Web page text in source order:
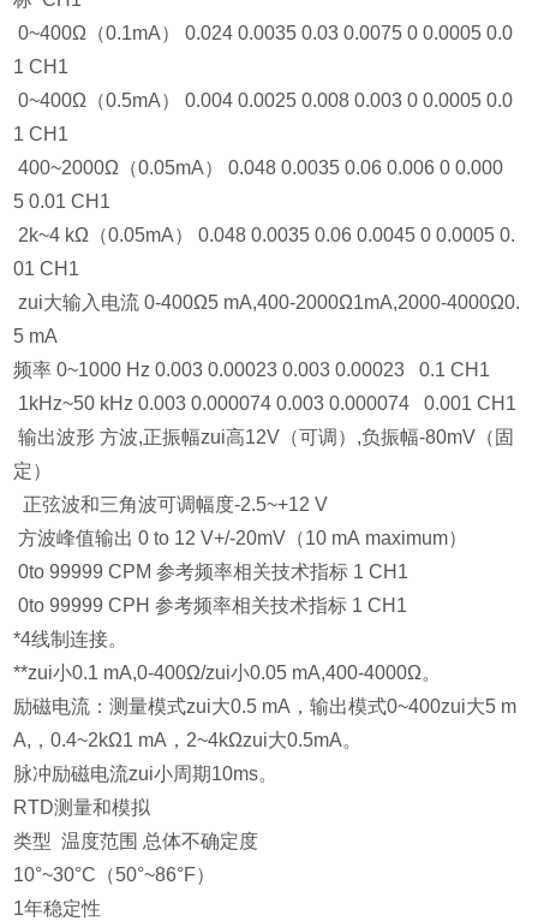
0~400Ω（0.1mA） 0.024 0.0035 0.03 0.0075 0 0.0005 0.0
1 CH1
0~400Ω（0.5mA） 0.004 0.0025 0.008 0.003 0 0.0005 0.0
1 CH1
400~2000Ω（0.05mA） 0.048 0.0035 0.06 0.006 0 0.000
5 0.01 CH1
2k~4 kΩ（0.05mA） 0.048 0.0035 0.06 0.0045 0 0.0005 0.
01 CH1
zui大输入电流 0-400Ω5 mA,400-2000Ω1mA,2000-4000Ω0.
5 mA
频率 0~1000 Hz 0.003 0.00023 0.003 0.00023 0.1 CH1
1kHz~50 kHz 0.003 0.000074 0.003 0.000074 0.001 CH1
输出波形 方波,正振幅zui高12V（可调）,负振幅-80mV（固
定）
正弦波和三角波可调幅度-2.5~+12 V
方波峰值输出 0 to 12 V+/-20mV（10 mA maximum）
0to 99999 CPM 参考频率相关技术指标 1 CH1
0to 99999 CPH 参考频率相关技术指标 1 CH1
*4线制连接。
**zui小0.1 mA,0-400Ω/zui小0.05 mA,400-4000Ω。
励磁电流：测量模式zui大0.5 mA，输出模式0~400zui大5 m
A,，0.4~2kΩ1 mA，2~4kΩzui大0.5mA。
脉冲励磁电流zui小周期10ms。
RTD测量和模拟
类型 温度范围 总体不确定度
10°~30°C（50°~86°F）
1年稳定性